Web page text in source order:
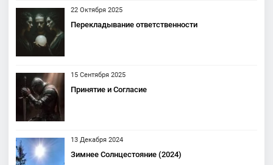
22 Октября 2025
Перекладывание ответственности
15 Сентября 2025
Принятие и Согласие
13 Декабря 2024
Зимнее Солнцестояние (2024)